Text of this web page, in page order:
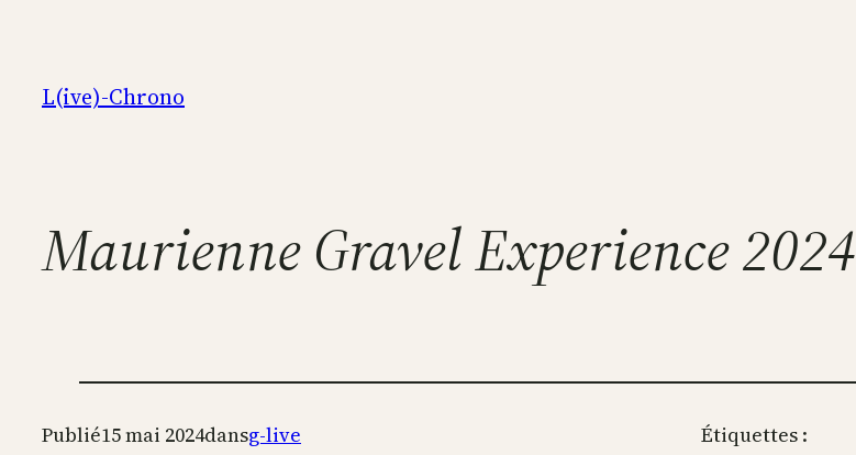
contenu
L(ive)-Chrono
Maurienne Gravel Experience 2024
Publié15 mai 2024dansg-live Étiquettes :